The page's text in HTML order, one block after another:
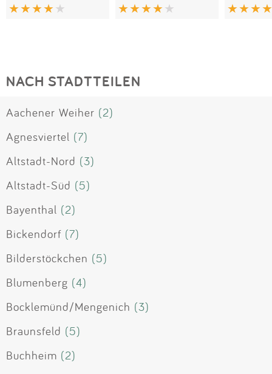
NACH STADTTEILEN
Aachener Weiher (2)
Agnesviertel (7)
Altstadt-Nord (3)
Altstadt-Süd (5)
Bayenthal (2)
Bickendorf (7)
Bilderstöckchen (5)
Blumenberg (4)
Bocklemünd/Mengenich (3)
Braunsfeld (5)
Buchheim (2)